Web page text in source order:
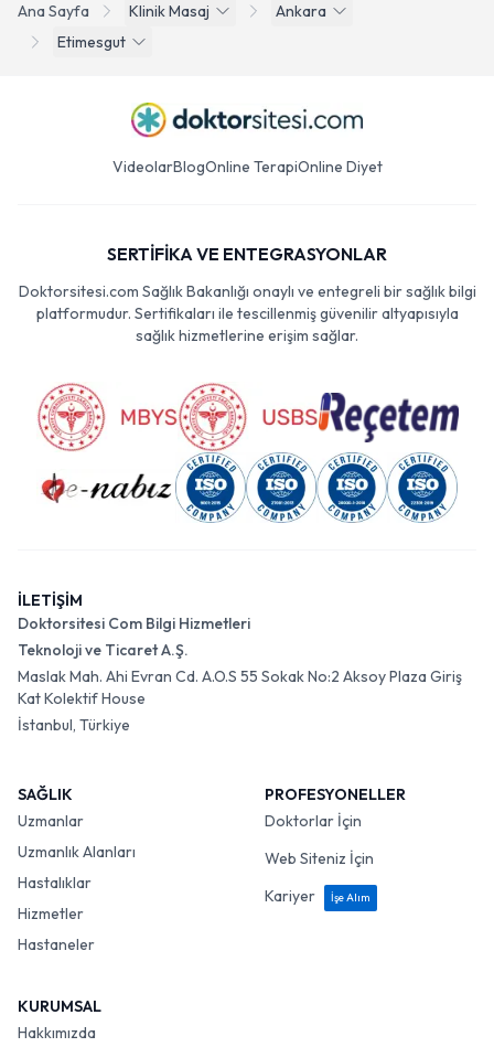
Ana Sayfa Klinik Masaj
Ankara
Etimesgut
VideolarBlogOnline TerapiOnline Diyet
SERTİFİKA VE ENTEGRASYONLAR
Doktorsitesi.com Sağlık Bakanlığı onaylı ve entegreli bir sağlık bilgi
platformudur. Sertifikaları ile tescillenmiş güvenilir altyapısıyla
sağlık hizmetlerine erişim sağlar.
İLETİŞİM
Doktorsitesi Com Bilgi Hizmetleri
Teknoloji ve Ticaret A.Ş.
Maslak Mah. Ahi Evran Cd. A.O.S 55 Sokak No:2 Aksoy Plaza Giriş
Kat Kolektif House
İstanbul, Türkiye
SAĞLIK
Uzmanlar
Uzmanlık Alanları
Hastalıklar
Hizmetler
Hastaneler
PROFESYONELLER
Doktorlar İçin
Web Siteniz İçin
Kariyer
İşe Alım
KURUMSAL
Hakkımızda